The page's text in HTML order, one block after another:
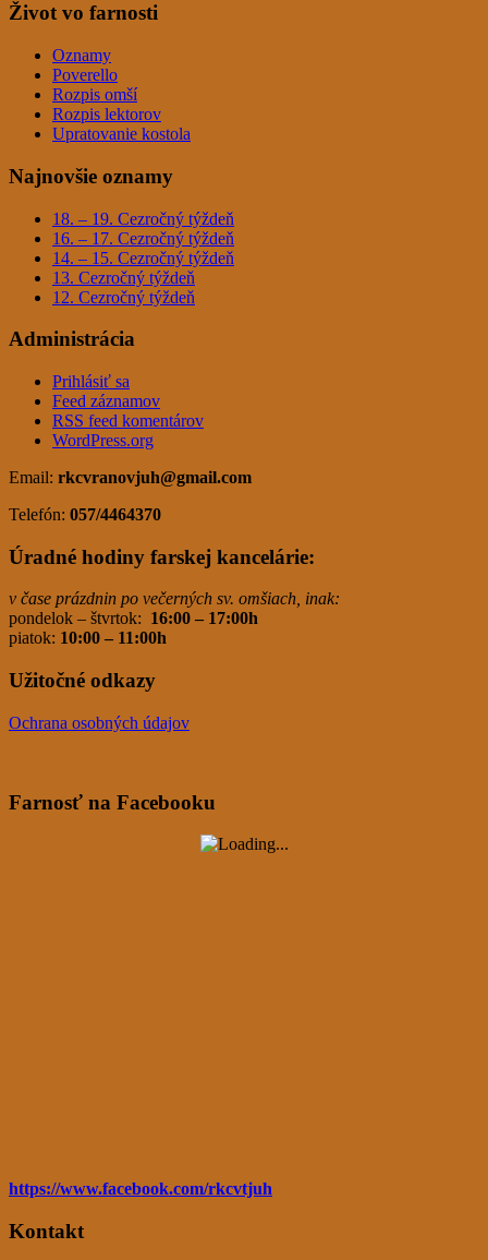
Život vo farnosti
Oznamy
Poverello
Rozpis omší
Rozpis lektorov
Upratovanie kostola
Najnovšie oznamy
18. – 19. Cezročný týždeň
16. – 17. Cezročný týždeň
14. – 15. Cezročný týždeň
13. Cezročný týždeň
12. Cezročný týždeň
Administrácia
Prihlásiť sa
Feed záznamov
RSS feed komentárov
WordPress.org
Email: rkcvranovjuh@gmail.com
Telefón: 057/4464370
Úradné hodiny farskej kancelárie:
v čase prázdnin po večerných sv. omšiach, inak:
pondelok – štvrtok: 16:00 – 17:00h
piatok: 10:00 – 11:00h
Užitočné odkazy
Ochrana osobných údajov
Farnosť na Facebooku
https://www.facebook.com/rkcvtjuh
Kontakt